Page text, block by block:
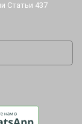
Статьи 437